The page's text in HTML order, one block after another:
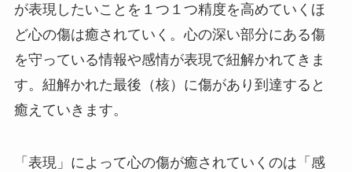
が表現したいことを１つ１つ精度を高めていくほ
ど心の傷は癒されていく。心の深い部分にある傷
を守っている情報や感情が表現で紐解かれてきま
す。紐解かれた最後（核）に傷があり到達すると
癒えていきます。
「表現」によって心の傷が癒されていくのは「感